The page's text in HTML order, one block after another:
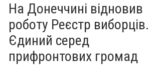
столиці. 15 людей загинули.
В Росії палають
енергопідстанції та
черговий WB
На Донеччині відновив
роботу Реєстр виборців.
Єдиний серед
прифронтових громад